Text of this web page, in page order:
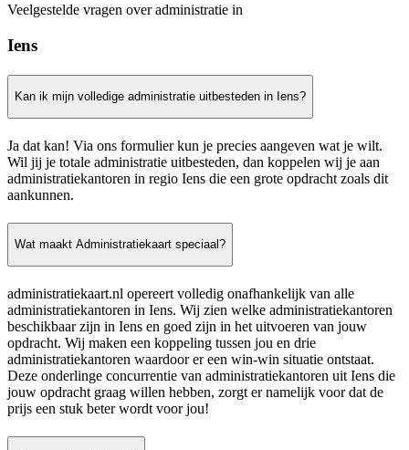
Veelgestelde vragen over administratie in
Iens
Kan ik mijn volledige administratie uitbesteden in Iens?
Ja dat kan! Via ons formulier kun je precies aangeven wat je wilt.
Wil jij je totale administratie uitbesteden, dan koppelen wij je aan
administratiekantoren in regio Iens die een grote opdracht zoals dit
aankunnen.
Wat maakt Administratiekaart speciaal?
administratiekaart.nl opereert volledig onafhankelijk van alle
administratiekantoren in Iens. Wij zien welke administratiekantoren
beschikbaar zijn in Iens en goed zijn in het uitvoeren van jouw
opdracht. Wij maken een koppeling tussen jou en drie
administratiekantoren waardoor er een win-win situatie ontstaat.
Deze onderlinge concurrentie van administratiekantoren uit Iens die
jouw opdracht graag willen hebben, zorgt er namelijk voor dat de
prijs een stuk beter wordt voor jou!